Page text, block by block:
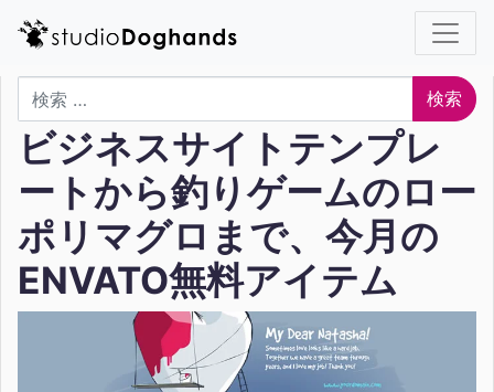
検索
ビジネスサイトテンプレ
ートから釣りゲームのロー
ポリマグロまで、今月の
ENVATO無料アイテム